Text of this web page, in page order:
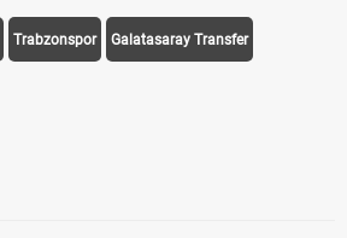
Trabzonspor Galatasaray Transfer